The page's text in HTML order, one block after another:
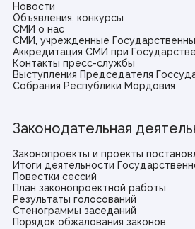
Новости
Объявления, конкурсы
СМИ о нас
СМИ, учрежденные
Аккредитация СМИ при
Контакты пресс-службы
Выступления Председателя
Собрания Республики Мордовия
Законодательная
Законопроекты и проекты
Итоги деятельности
Повестки сессий
План законопроектной работы
Результаты голосований
Стенограммы заседаний
Порядок обжалования законов